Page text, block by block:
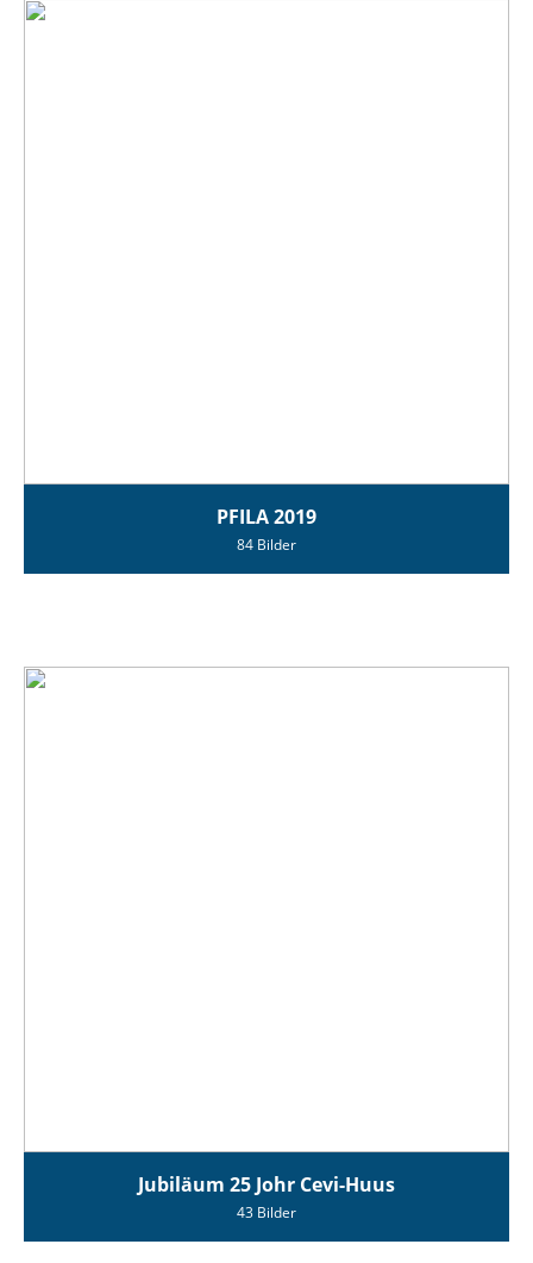
PFILA 2019
84 Bilder
Jubiläum 25 Johr Cevi-Huus
43 Bilder